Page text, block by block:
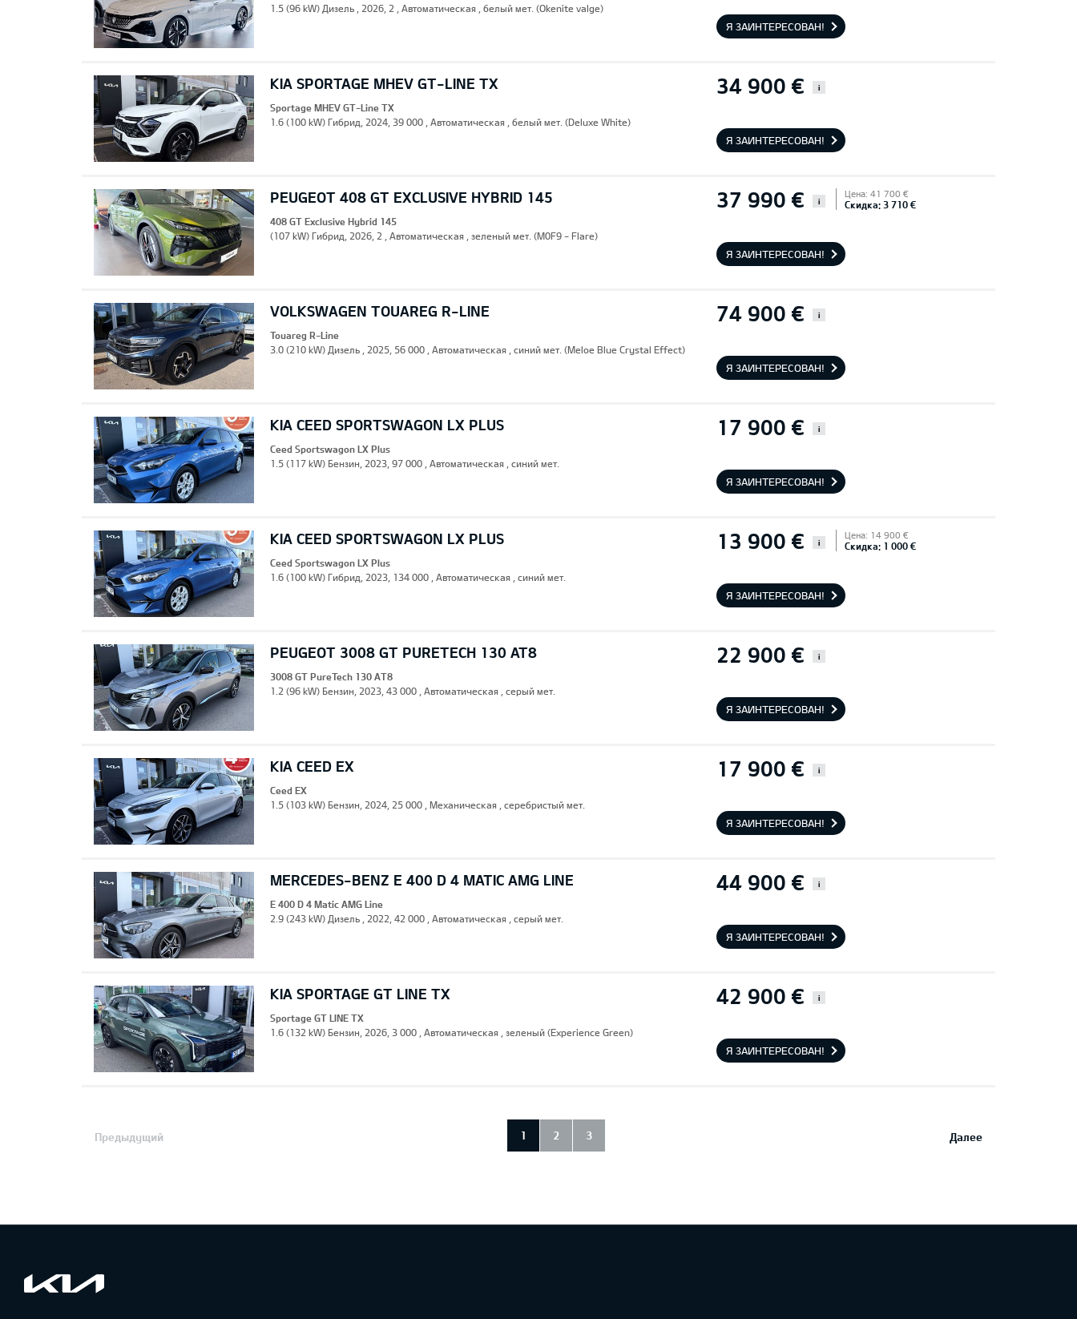
1.5 (96 kW) Дизель , 2026, 2 , Автоматическая , белый мет. (Okenite valge)
Я ЗАИНТЕРЕСОВАН!
KIA SPORTAGE MHEV GT-LINE TX 34 900 € i
Sportage MHEV GT-Line TX
1.6 (100 kW) Гибрид, 2024, 39 000 , Автоматическая , белый мет. (Deluxe White)
Я ЗАИНТЕРЕСОВАН!
PEUGEOT 408 GT EXCLUSIVE HYBRID 145 37 990 € i
Цена: 41 700 €
Скидка: 3 710 €
408 GT Exclusive Hybrid 145
(107 kW) Гибрид, 2026, 2 , Автоматическая , зеленый мет. (M0F9 - Flare)
Я ЗАИНТЕРЕСОВАН!
VOLKSWAGEN TOUAREG R-LINE 74 900 € i
Touareg R-Line
3.0 (210 kW) Дизель , 2025, 56 000 , Автоматическая , синий мет. (Meloe Blue Crystal Effect)
Я ЗАИНТЕРЕСОВАН!
KIA CEED SPORTSWAGON LX PLUS 17 900 € i
Ceed Sportswagon LX Plus
1.5 (117 kW) Бензин, 2023, 97 000 , Автоматическая , синий мет.
Я ЗАИНТЕРЕСОВАН!
KIA CEED SPORTSWAGON LX PLUS 13 900 € i
Цена: 14 900 €
Скидка: 1 000 €
Ceed Sportswagon LX Plus
1.6 (100 kW) Гибрид, 2023, 134 000 , Автоматическая , синий мет.
Я ЗАИНТЕРЕСОВАН!
PEUGEOT 3008 GT PURETECH 130 AT8 22 900 € i
3008 GT PureTech 130 AT8
1.2 (96 kW) Бензин, 2023, 43 000 , Автоматическая , серый мет.
Я ЗАИНТЕРЕСОВАН!
KIA CEED EX 17 900 € i
Ceed EX
1.5 (103 kW) Бензин, 2024, 25 000 , Механическая , серебристый мет.
Я ЗАИНТЕРЕСОВАН!
MERCEDES-BENZ E 400 D 4 MATIC AMG LINE 44 900 € i
E 400 D 4 Matic AMG Line
2.9 (243 kW) Дизель , 2022, 42 000 , Автоматическая , серый мет.
Я ЗАИНТЕРЕСОВАН!
KIA SPORTAGE GT LINE TX 42 900 € i
Sportage GT LINE TX
1.6 (132 kW) Бензин, 2026, 3 000 , Автоматическая , зеленый (Experience Green)
Я ЗАИНТЕРЕСОВАН!
Предыдущий Далее
1 2 3